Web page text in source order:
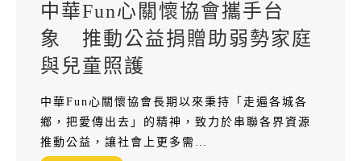
中華Fun心關懷協會攜手台
象 推動公益捐贈助弱勢家庭
與兒童照護
中華Fun心關懷協會長期以來秉持「走遍各城各
鄉，把愛傳出去」的精神，致力於串聯各界資源
推動公益，讓社會上更多需…